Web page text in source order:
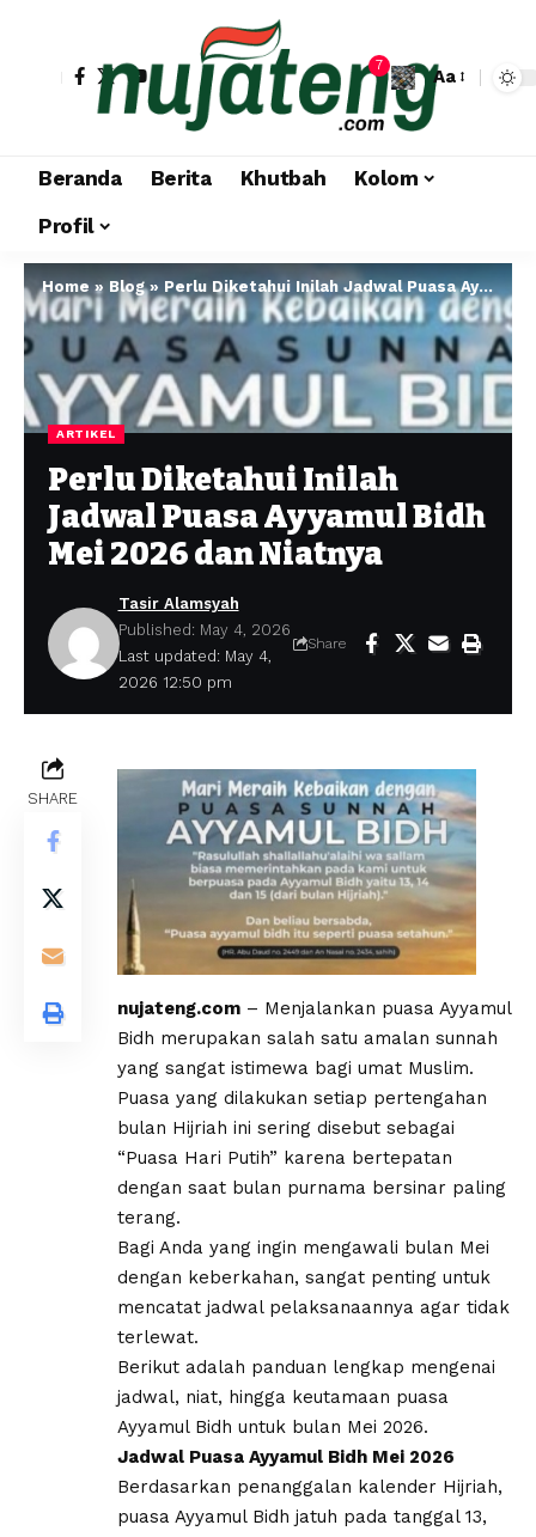
7
Aa
Beranda Berita Khutbah
Kolom
Profil
Home » Blog» Perlu Diketahui Inilah Jadwal Puasa Ayyamul Bidh Mei 2026 dan Niatnya
ARTIKEL
Perlu Diketahui Inilah
Jadwal Puasa Ayyamul Bidh
Mei 2026 dan Niatnya
Last updated: May 4,
2026 12:50 pm
Tasir Alamsyah
Published: May 4, 2026
Share
SHARE
nujateng.com – ​Menjalankan puasa Ayyamul
Bidh merupakan salah satu amalan sunnah
yang sangat istimewa bagi umat Muslim.
Puasa yang dilakukan setiap pertengahan
bulan Hijriah ini sering disebut sebagai
“Puasa Hari Putih” karena bertepatan
dengan saat bulan purnama bersinar paling
terang.
​Bagi Anda yang ingin mengawali bulan Mei
dengan keberkahan, sangat penting untuk
mencatat jadwal pelaksanaannya agar tidak
terlewat.
Berikut adalah panduan lengkap mengenai
jadwal, niat, hingga keutamaan puasa
Ayyamul Bidh untuk bulan Mei 2026.
Jadwal Puasa Ayyamul Bidh Mei 2026
Berdasarkan penanggalan kalender Hijriah,
puasa Ayyamul Bidh jatuh pada tanggal 13,